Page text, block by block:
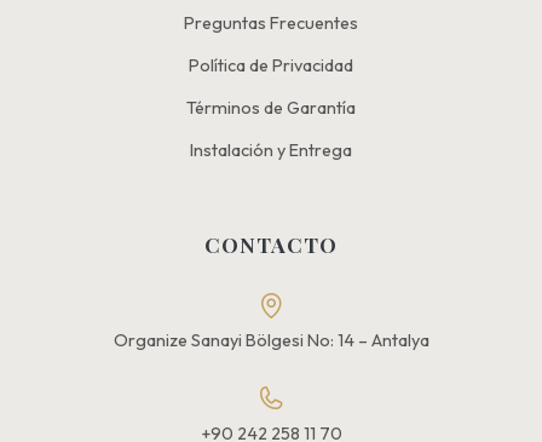
Preguntas Frecuentes
Política de Privacidad
Términos de Garantía
Instalación y Entrega
CONTACTO
Organize Sanayi Bölgesi No: 14 – Antalya
+90 242 258 11 70